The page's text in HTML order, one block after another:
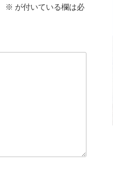
※ が付いている欄は必